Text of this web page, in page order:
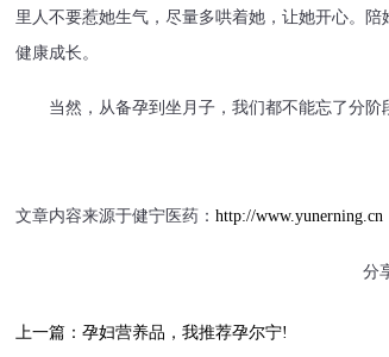
里人不要惹她生气，尽量多哄着她，让她开心。
健康成长。
当然，从备孕到坐月子，我们都不能忘了分阶
文章内容来源于健宁医药： http://www.yunerning.cn
分
上一篇：孕妇营养品，我推荐孕尔宁!